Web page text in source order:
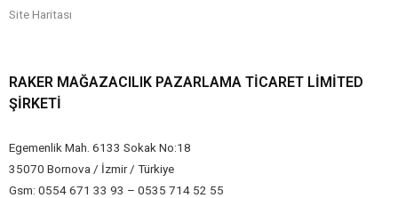
Site Haritası
RAKER MAĞAZACILIK PAZARLAMA TICARET LIMITED
ŞIRKETI
Egemenlik Mah. 6133 Sokak No:18
35070 Bornova / İzmir / Türkiye
Gsm: 0554 671 33 93 – 0535 714 52 55